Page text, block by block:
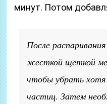
минут. Потом
После
жесткой щеткой
чтобы убрать
частиц. Затем